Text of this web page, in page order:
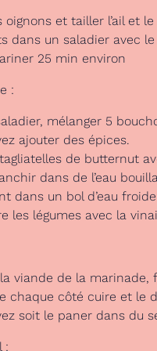
oignons et tailler l’ail et
dans un saladier avec
25 min environ
:
mélanger 5
ajouter des épices.
de butternut
dans de l’eau
dans un bol d’eau
les légumes avec la
viande de la marinade,
chaque côté cuire et le
soit le paner dans du
: